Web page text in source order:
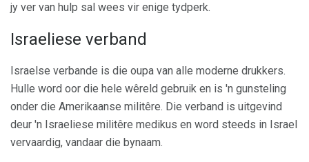
jy ver van hulp sal wees vir enige tydperk.
Israeliese verband
Israelse verbande is die oupa van alle moderne drukkers.
Hulle word oor die hele wêreld gebruik en is 'n gunsteling
onder die Amerikaanse militêre. Die verband is uitgevind
deur 'n Israeliese militêre medikus en word steeds in Israel
vervaardig, vandaar die bynaam.